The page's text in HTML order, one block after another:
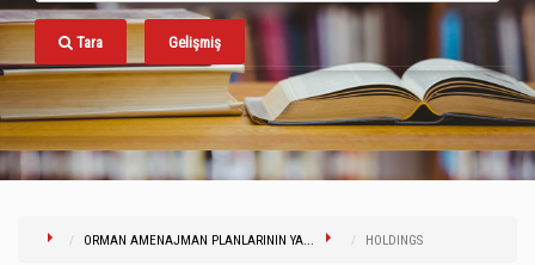
Tara Gelişmiş
ORMAN AMENAJMAN PLANLARININ YA... HOLDINGS